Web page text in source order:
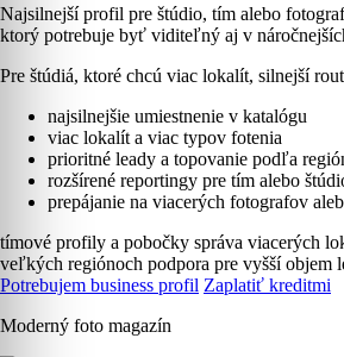
Najsilnejší profil pre štúdio, tím alebo
ktorý potrebuje byť viditeľný aj v
Pre štúdiá, ktoré chcú viac lokalít, silnejší
najsilnejšie umiestnenie v katalógu
viac lokalít a viac typov fotenia
prioritné leady a topovanie podľa
rozšírené reportingy pre tím alebo
prepájanie na viacerých fotografov
tímové profily a pobočky správa viacerých
veľkých regiónoch podpora pre vyšší objem
Potrebujem business profil Zaplatiť kreditmi
Moderný foto magazín